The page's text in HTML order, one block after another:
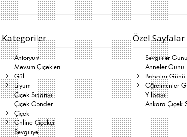
Kategoriler
Antoryum
Mevsim Çiçekleri
Gül
Lilyum
Çiçek Siparişi
Çiçek Gönder
Çiçek
Online Çiçekçi
Sevgiliye
Özel Sayfalar
Sevgililer Günü
Anneler Günü
Babalar Günü
Öğretmenler
Yılbaşı
Ankara Çiçek